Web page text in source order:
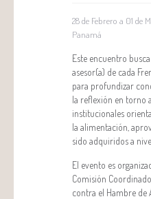
28 de Febrero a 01 de
Panamá
Este encuentro
asesor(a) de cada
para profundizar
la reflexión en torno
institucionales
la alimentación,
sido adquiridos a
El evento es
Comisión
contra el Hambre de